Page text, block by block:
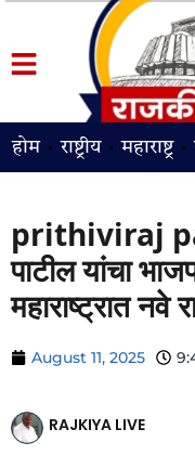
होम राष्ट्रीय महाराष्ट्र
prithiviraj
पाटील यांचा
महाराष्ट्रात
August 11, 2025
RAJKIYA LIVE